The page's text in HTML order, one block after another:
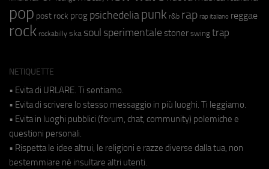
pop post rock prog psichedeliapunk r&b rap rap italiano reggae
rock rockabilly ska soul sperimentale stoner swing trap
NETIQUETTE
• Evita di URLARE. Ti sentiamo.
• Evita di scrivere lo stesso messaggio in più luoghi. Ti leggiamo.
• Evita in luoghi pubblici (forum, chat, community) polemiche e
questioni personali.
• Rispetta le idee altrui, le religioni e razze diverse dalla tua, non
bestemmiare né insultare altri utenti.